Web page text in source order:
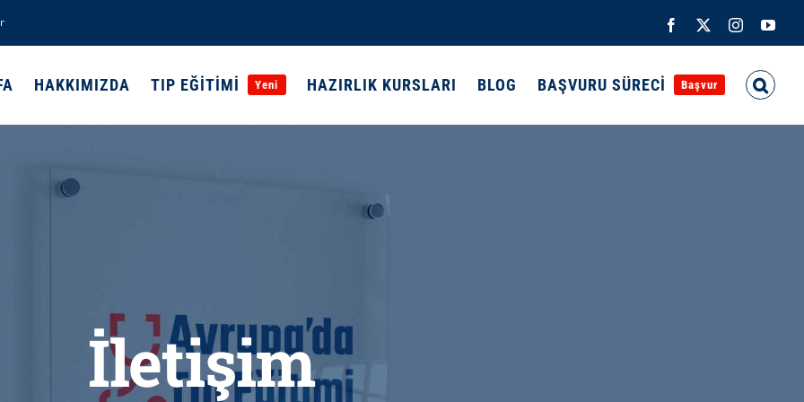
Facebook Instagram
HAKKIMIZDA TIP EĞİTİMİ Yeni HAZIRLIK KURSLARI BLOG BAŞVURU SÜRECİ Başvur
İletişim